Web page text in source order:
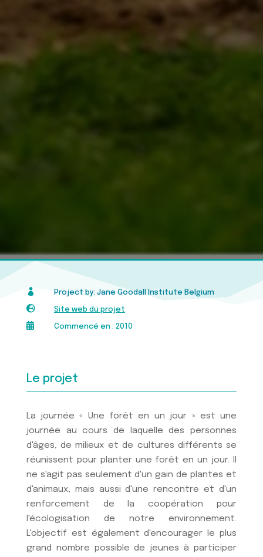
 Project by: Jane Goodall Institute Belgium
 Site web du projet
 Commencé en : 2010
Le projet
La journée « Une forêt en un jour » est une
journée au cours de laquelle des personnes
d'âges, de milieux et de cultures différents se
réunissent pour planter une forêt en un jour. Il
ne s'agit pas seulement d'un gain de plantes et
d'animaux, mais aussi d'une rencontre et d'un
renforcement de la coopération pour
l'écologisation de notre environnement.
L'objectif est également d'encourager le plus
grand nombre possible de jeunes à participer